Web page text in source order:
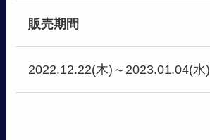
販売期間
2022.12.22(木)～2023.01.04(水)